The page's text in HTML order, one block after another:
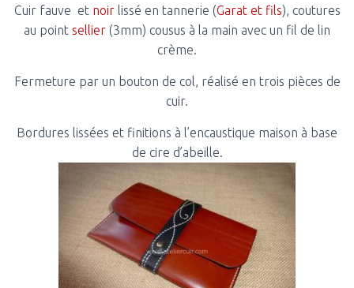
V
G
Cuir fauve et noirlissé en tannerie (Garat et fils), coutures
au point sellier (3mm) cousus à la main avec un fil de lin
crème.
Fermeture par un bouton de col, réalisé en trois pièces de
cuir.
Bordures lissées et finitions à l’encaustique maison à base
de cire d’abeille.